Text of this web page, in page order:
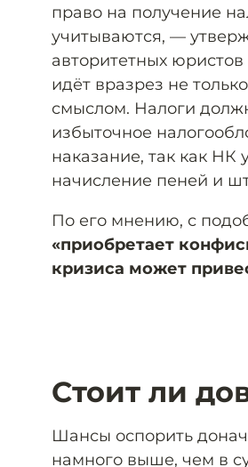
право на получение
учитываются, —
авторитетных
идёт вразрез не
смыслом. Налоги
избыточное
наказание, так как НК
начисление пеней и
По его мнению, с
«приобретает
кризиса может
Стоит ли
Шансы оспорить
намного выше, чем в